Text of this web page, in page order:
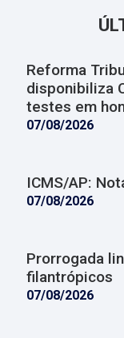
Reforma
disponibiliza
testes em
07/08/2026
ICMS/AP:
07/08/2026
Prorrogada
filantrópicos
07/08/2026